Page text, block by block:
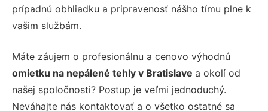
prípadnú obhliadku a pripravenosť nášho tímu plne k
vašim službám.
Máte záujem o profesionálnu a cenovo výhodnú
omietku na nepálené tehly v Bratislave a okolí od
našej spoločnosti? Postup je veľmi jednoduchý.
Neváhajte nás kontaktovať a o všetko ostatné sa